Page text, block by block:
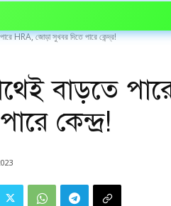
HRA, জোড়া সুখবর দিতে পারে কেন্দ্র!
বাড়তে
কেন্দ্র!